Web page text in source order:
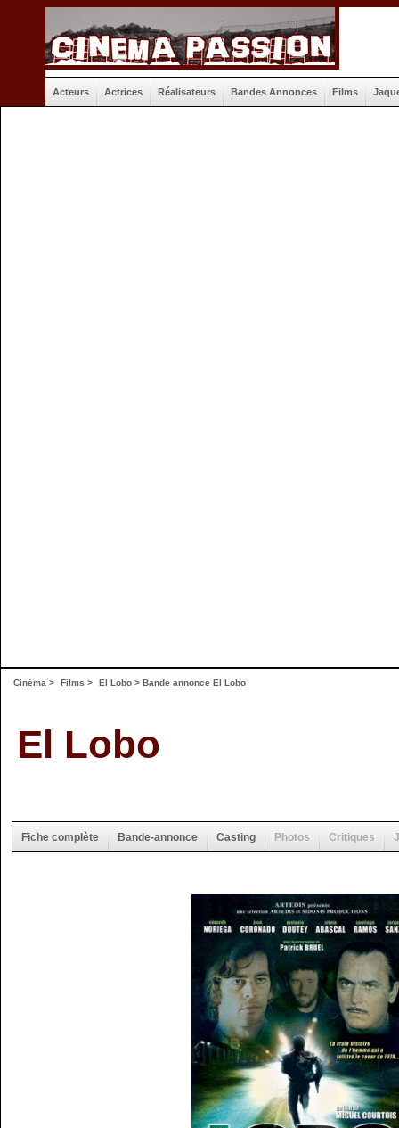
Acteurs Actrices Réalisateurs Bandes Annonces Films
Cinéma > Films > El Lobo > Bande annonce El Lobo
El Lobo
Fiche complète Bande-annonce Casting Photos Critiques